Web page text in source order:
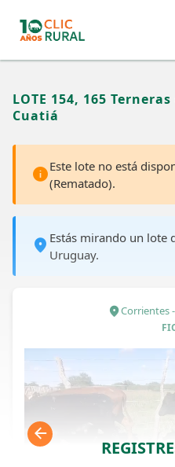
LOTE 154, 165
Cuatiá
Este lote no está
(Rematado).
Estás mirando un lote
Uruguay.
Corrientes